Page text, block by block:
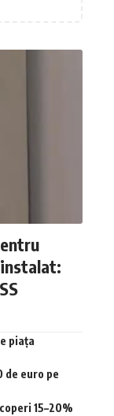
piața
de euro pe
15–20%